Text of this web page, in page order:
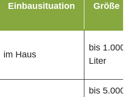
Einbausituation Größe
im Haus
bis 1.000
Liter
bis 5.000